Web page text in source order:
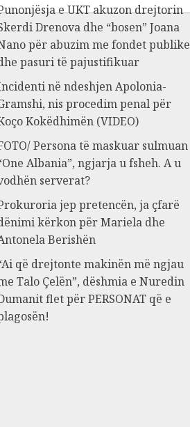
e UKT akuzon drejtorin
Drenova dhe “bosen” Joana
për abuzim me fondet publike
pasuri të pajustifikuar
në ndeshjen Apolonia-
nis procedim penal për
Kokëdhimën (VIDEO)
Persona të maskuar sulmuan
Albania”, ngjarja u fsheh. A u
serverat?
jep pretencën, ja çfarë
kërkon për Mariela dhe
Berishën
që drejtonte makinën më ngjau
Talo Çelën”, dëshmia e Nuredin
flet për PERSONAT që e